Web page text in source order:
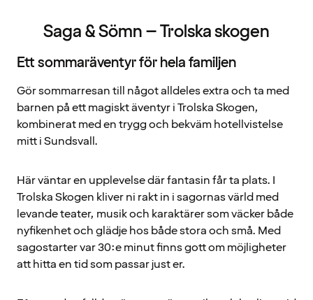
Saga & Sömn – Trolska skogen
Ett sommaräventyr för hela familjen
Gör sommarresan till något alldeles extra och ta med
barnen på ett magiskt äventyr i Trolska Skogen,
kombinerat med en trygg och bekväm hotellvistelse
mitt i Sundsvall.
Här väntar en upplevelse där fantasin får ta plats. I
Trolska Skogen kliver ni rakt in i sagornas värld med
levande teater, musik och karaktärer som väcker både
nyfikenhet och glädje hos både stora och små. Med
sagostarter var 30:e minut finns gott om möjligheter
att hitta en tid som passar just er.